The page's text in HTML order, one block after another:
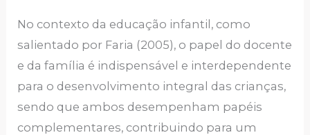
No contexto da educação infantil, como
salientado por Faria (2005), o papel do docente
e da família é indispensável e interdependente
para o desenvolvimento integral das crianças,
sendo que ambos desempenham papéis
complementares, contribuindo para um